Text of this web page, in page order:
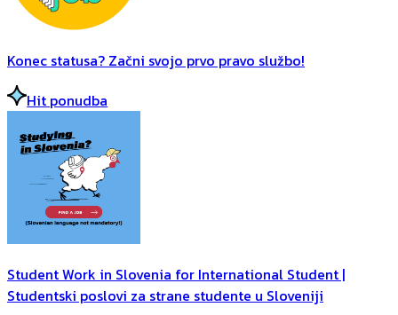
Konec statusa? Začni svojo prvo pravo službo!
Hit ponudba
Student Work in Slovenia for International Student |
Studentski poslovi za strane studente u Sloveniji